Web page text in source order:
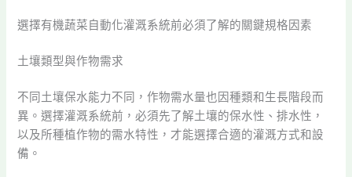
選擇有機蔬菜自動化灌溉系統前必須了解的關鍵規格因素
土壤類型與作物需求
不同土壤保水能力不同，作物需水量也因種類和生長階段而
異。選擇灌溉系統前，必須先了解土壤的保水性、排水性，
以及所種植作物的需水特性，才能選擇合適的灌溉方式和設
備。